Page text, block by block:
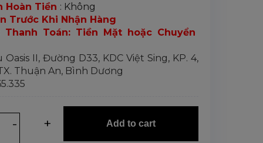
Hoàn Tiền : Không
Trước Khi Nhận Hàng
Thanh Toán: Tiền Mặt hoặc Chuyển
Oasis II, Đường D33, KDC Việt Sing, KP. 4,
Thuận An, Bình Dương
Add to cart